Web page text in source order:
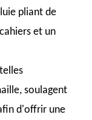
pliant de
et un
soulagent
d'offrir une